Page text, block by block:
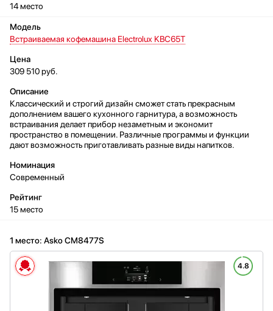
14 место
Встраиваемая кофемашина Electrolux KBC65T
309 510 руб.
Классический и строгий дизайн сможет стать прекрасным
дополнением вашего кухонного гарнитура, а возможность
встраивания делает прибор незаметным и экономит
пространство в помещении. Различные программы и функции
дают возможность приготавливать разные виды напитков.
Современный
15 место
1 место: Asko CM8477S
4.8